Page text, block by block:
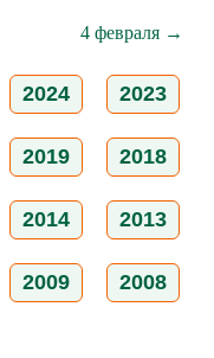
4 февраля →
2024 2023
2019 2018
2014 2013
2009 2008